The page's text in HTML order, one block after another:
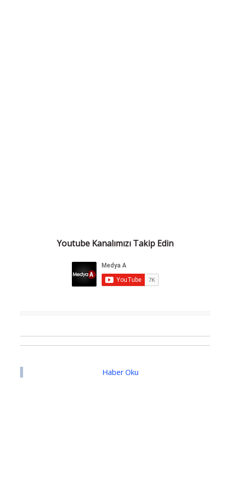
Youtube Kanalımızı Takip Edin
Haber Oku